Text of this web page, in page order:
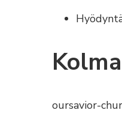
oursavior-